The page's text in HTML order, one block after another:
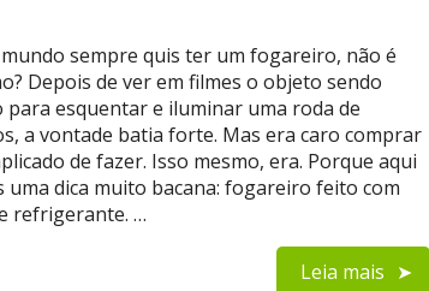
sempre quis ter um fogareiro, não é
Depois de ver em filmes o objeto sendo
para esquentar e iluminar uma roda de
a vontade batia forte. Mas era caro comprar
de fazer. Isso mesmo, era. Porque aqui
uma dica muito bacana: fogareiro feito com
refrigerante. …
Leia mais